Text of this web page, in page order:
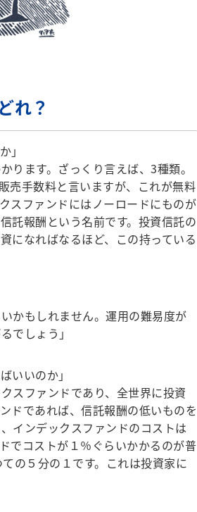
れ？
」
ります。ざっくり言えば、3種類。
売手数料と言いますが、これが無料
スファンドにはノーロードにものが
託報酬という名前です。投資信託の
になればなるほど、この持っている
かもしれません。運用の難易度が
でしょう」
いいのか」
スファンドであり、全世界に投資
ドであれば、信託報酬の低いものを
インデックスファンドのコストは
でコストが１％ぐらいかかるのが普
の５分の１です。これは投資家に